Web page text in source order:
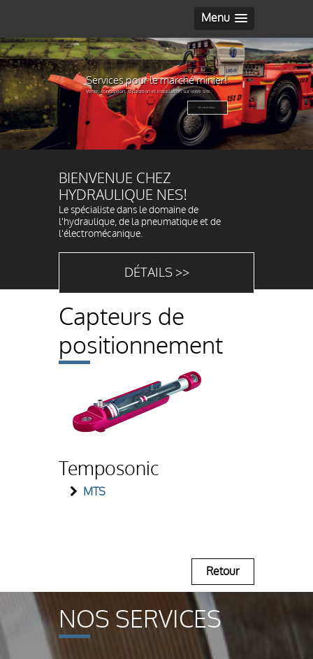
Menu
Services pour le marché minier!
Vente, conception, réparation et installation sur votre site.
En savoir plus...
BIENVENUE CHEZ
HYDRAULIQUE NES!
Le spécialiste dans le domaine de
l'hydraulique, de la pneumatique et de
l'électromécanique.
DÉTAILS >>
Capteurs de
positionnement
Temposonic
MTS
Retour
NOS SERVICES